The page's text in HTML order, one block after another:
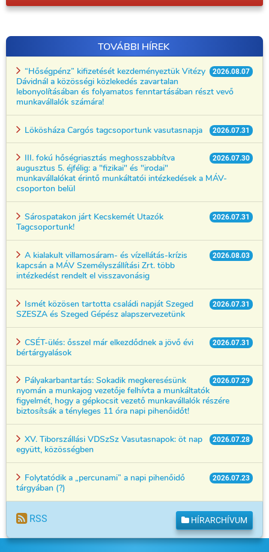
TOVÁBBI HÍREK
2026.08.07
“Hőségpénz” kifizetését kezdeményeztük Vitézy
Dávidnál a közösségi közlekedés zavartalan
lebonyolításában és folyamatos fenntartásában részt vevő
munkavállalók számára!
2026.07.31
Lökösháza Cargós tagcsoportunk vasutasnapja
2026.07.30
III. fokú hőségriasztás meghosszabbítva
augusztus 5. éjfélig: a "fizikai" és "irodai"
munkavállalókat érintő munkáltatói intézkedések a MÁV-
csoporton belül
2026.07.31
Sárospatakon járt Kecskemét Utazók
Tagcsoportunk!
2026.08.03
A kialakult villamosáram- és vízellátás-krízis
kapcsán a MÁV Személyszállítási Zrt. több
intézkedést rendelt el visszavonásig
2026.07.31
Ismét közösen tartotta családi napját Szeged
SZESZA és Szeged Gépész alapszervezetünk
2026.07.31
CSÉT-ülés: ősszel már elkezdődnek a jövő évi
bértárgyalások
2026.07.29
Pályakarbantartás: Sokadik megkeresésünk
nyomán a munkajog vezetője felhívta a munkáltatók
figyelmét, hogy a gépkocsit vezető munkavállalók részére
biztosítsák a tényleges 11 óra napi pihenőidőt!
2026.07.28
XV. Tiborszállási VDSzSz Vasutasnapok: öt nap
együtt, közösségben
2026.07.23
Folytatódik a „percunami” a napi pihenőidő
tárgyában (?)
RSS HÍRARCHÍVUM